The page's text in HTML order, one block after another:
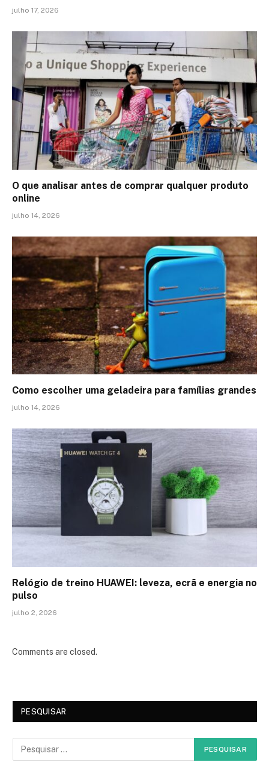
julho 17, 2026
O que analisar antes de comprar qualquer produto
online
julho 14, 2026
Como escolher uma geladeira para famílias grandes
julho 14, 2026
Relógio de treino​ HUAWEI: leveza, ecrã e energia no
pulso
julho 2, 2026
Comments are closed.
PESQUISAR